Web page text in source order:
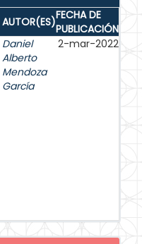
AUTOR(ES)FECHA DE
PUBLICACIÓN
Daniel
Alberto
Mendoza
García
2-mar-2022